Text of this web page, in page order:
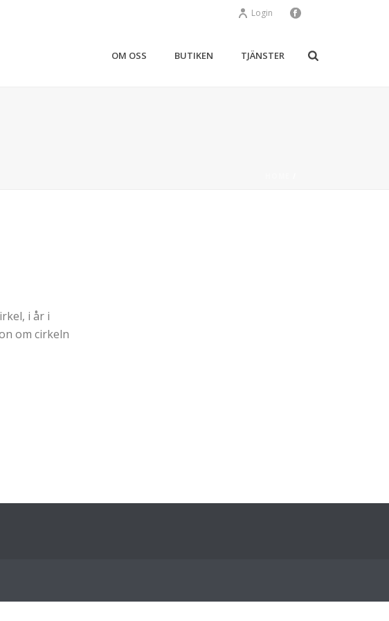
Login
OM OSS BUTIKEN TJÄNSTER
i år i
om cirkeln